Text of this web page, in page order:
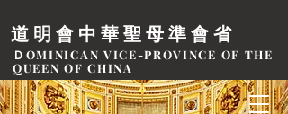
道明會中華聖母準會省
ＤOMINICAN VICE-PROVINCE OF THE
QUEEN OF CHINA